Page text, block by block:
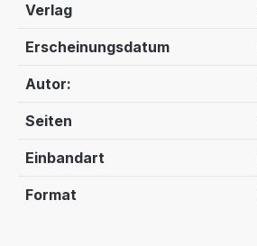
Verlag
Erscheinungsdatum
Autor:
Seiten
Einbandart
Format